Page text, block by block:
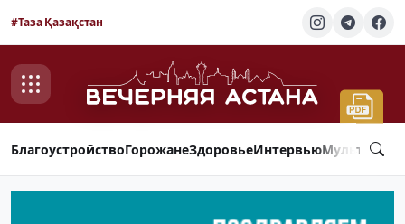
#Таза Қазақстан
БлагоустройствоГорожанеЗдоровьеИнтервью